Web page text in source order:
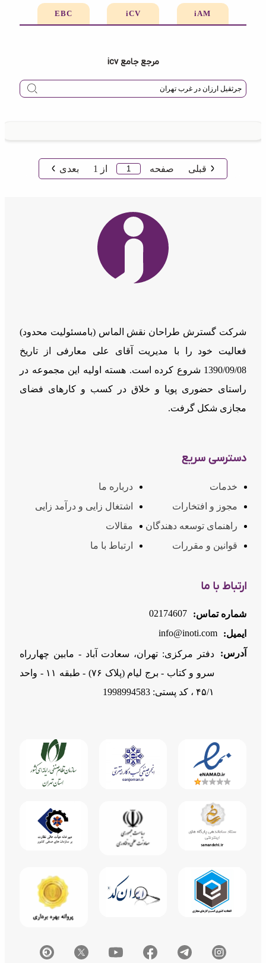
iAM
iCV
EBC
مرجع جامع icv
قبلی صفحه از 1 بعدی
شرکت گسترش طراحان نقش الماس (بامسئوليت محدود)
فعالیت خود را با مدیریت آقای علی معارفی از تاریخ
1390/09/08 شروع کرده است. هسته اولیه این مجموعه در
راستای حضوری پویا و خلاق در کسب و کارهای فضای
مجازی شکل گرفت.
دسترسی سریع
خدمات
درباره ما
مجوز و افتخارات
اشتغال زایی و درآمد زایی
راهنمای توسعه دهندگان
مقالات
قوانین و مقررات
ارتباط با ما
ارتباط با ما
شماره تماس:
02174607
ایمیل:
info@inoti.com
آدرس:
دفتر مرکزی: تهران، سعادت آباد - مابین چهارراه
سرو و کتاب - برج لیام (پلاک ۷۶) - طبقه ۱۱ - واحد
۴۵/۱ ، کد پستی: 1998994583